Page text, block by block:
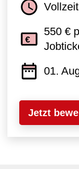
550 €
01.
Jetzt